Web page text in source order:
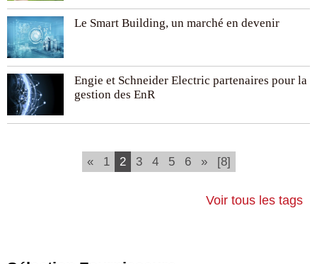
Le Smart Building, un marché en devenir
Engie et Schneider Electric partenaires pour la
gestion des EnR
« 1 2(current)
3 4 5 6 » [8]
Voir tous les tags